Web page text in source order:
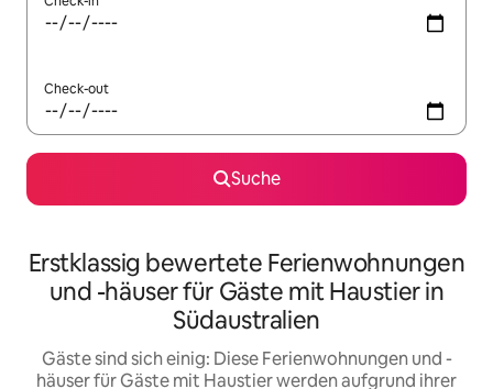
Check-out
Suche
Erstklassig bewertete Ferienwohnungen
und -häuser für Gäste mit Haustier in
Südaustralien
Gäste sind sich einig: Diese Ferienwohnungen und -
häuser für Gäste mit Haustier werden aufgrund ihrer